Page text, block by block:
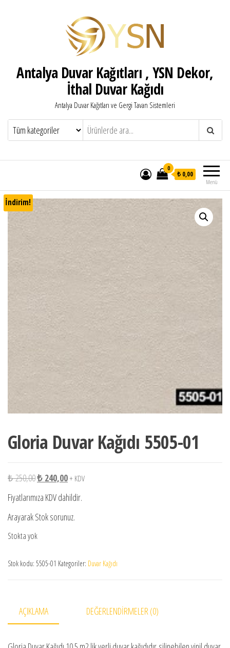
Antalya Duvar Kağıtları , YSN Dekor,
İthal Duvar Kağıdı
Antalya Duvar Kağıtları ve Gergi Tavan Sistemleri
Menü
0
₺ 0,00
İndirim!
Gloria Duvar Kağıdı 5505-01
₺250,00Orijinal fiyat: ₺ 250,00.
₺240,00Şu andaki fiyat: ₺ 240,00.
+ KDV
Fiyatlarımıza KDV dahildir.
Arayarak Stok sorunuz.
Stokta yok
Stok kodu: 5505-01 Kategoriler: Duvar Kağıdı
AÇIKLAMA DEĞERLENDIRMELER (0)